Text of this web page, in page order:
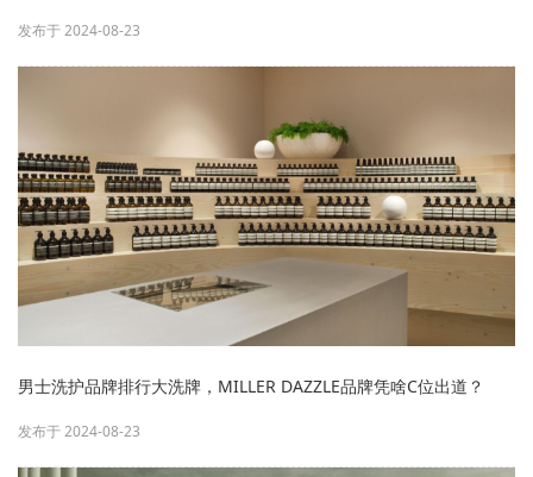
发布于 2024-08-23
男士洗护品牌排行大洗牌，MILLER DAZZLE品牌凭啥C位出道？
发布于 2024-08-23